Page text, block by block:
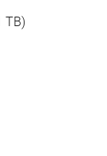
TB)